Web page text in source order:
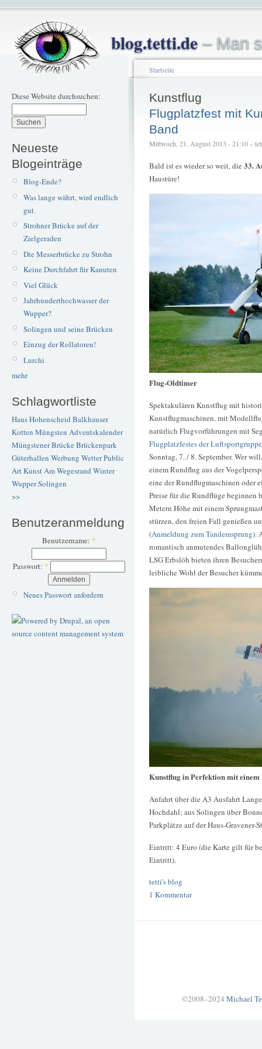
blog.tetti.de– Man
Diese Website durchsuchen:
Neueste
Blogeinträge
Blog-Ende?
Was lange währt, wird endlich
gut.
Strohner Brücke auf der
Zielgeraden
Die Messerbrücke zu Strohn
Keine Durchfahrt für Kanuten
Viel Glück
Jahrhunderthochwasser der
Wupper?
Solingen und seine Brücken
Einzug der Rollatoren!
Lurchi
mehr
Schlagwortliste
Haus Hohenscheid Balkhauser
Kotten Müngsten Adventskalender
Müngstener BrückeBrückenpark
Güterhallen Werbung WetterPublic
ArtKunstAm Wegesrand Winter
WupperSolingen
>>
Benutzeranmeldung
Benutzername: *
Passwort: *
Neues Passwort anfordern
Startseite
Kunstflug
Flugplatzfest mit
Band
Mittwoch, 21. August 2013 - 21:10 –
Bald ist es wieder so weit, die 33.
Haustüre!
Flug-Oldtimer
Spektakulären Kunstflug mit
Kunstflugmaschinen, mit
natürlich Flugvorführungen mit
Flugplatzfestes der
Sonntag, 7. / 8. September. Wer
einem Rundflug aus der
eine der Rundflugmaschinen oder
Preise für die Rundflüge
Metern Höhe mit einem
stürzen, den freien Fall genießen
(Anmeldung zum Tandemsprung).
romantisch anmutendes
LSG Erbslöh bieten ihren
leibliche Wohl der Besucher
Kunstflug in Perfektion mit
Anfahrt über die A3 Ausfahrt
Hochdahl; aus Solingen über
Parkplätze auf der Haus-
Eintritt: 4 Euro (die Karte gilt für
Eintritt).
tetti's blog
1 Kommentar
©2008–2024 Michael